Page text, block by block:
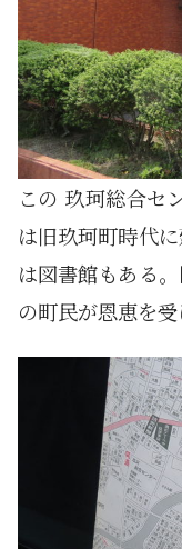
この 玖珂総合セ
は旧玖珂町時代
は図書館もある
の町民が恩恵を